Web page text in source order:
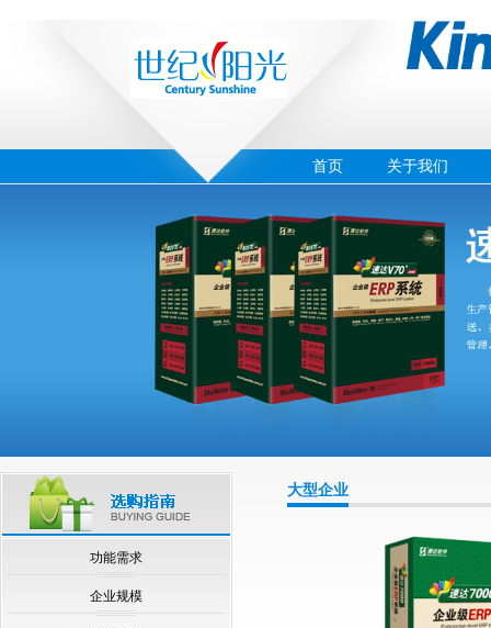
首页 关于我们
03
功能需求
企业规模
大型企业